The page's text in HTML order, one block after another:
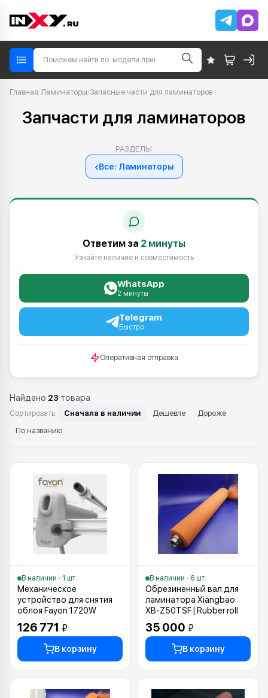
Главная/Ламинаторы/Запасные части для ламинаторов
Запчасти для ламинаторов
РАЗДЕЛЫ
‹Все: Ламинаторы
Ответим за 2 минуты
Узнайте наличие и совместимость
WhatsApp
2 минуты
Telegram
Быстро
Оперативная отправка
Найдено 23 товара
Сортировать: Сначала в наличии Дешевле
Дороже
По названию
Каталог: Запасные части для
В наличии · 1 шт.
Механическое
устройство для снятия
облоя Fayon 1720W
126 771 ₽
В корзину
В наличии · 6 шт.
Обрезиненный вал для
ламинатора Xiangbao
XB-Z50TSF | Rubber roll
35 000 ₽
В корзину